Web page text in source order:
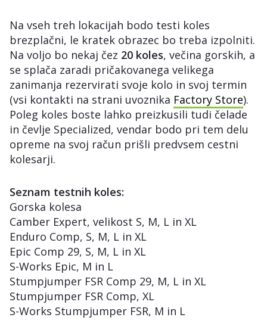
Na vseh treh lokacijah bodo testi koles
brezplačni, le kratek obrazec bo treba izpolniti.
Na voljo bo nekaj čez 20 koles, večina gorskih, a
se splača zaradi pričakovanega velikega
zanimanja rezervirati svoje kolo in svoj termin
(vsi kontakti na strani uvoznika Factory Store).
Poleg koles boste lahko preizkusili tudi čelade
in čevlje Specialized, vendar bodo pri tem delu
opreme na svoj račun prišli predvsem cestni
kolesarji.
Seznam testnih koles:
Gorska kolesa
Camber Expert, velikost S, M, L in XL
Enduro Comp, S, M, L in XL
Epic Comp 29, S, M, L in XL
S-Works Epic, M in L
Stumpjumper FSR Comp 29, M, L in XL
Stumpjumper FSR Comp, XL
S-Works Stumpjumper FSR, M in L